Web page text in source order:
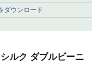
ダウンロード
ルク ダブルビーニ